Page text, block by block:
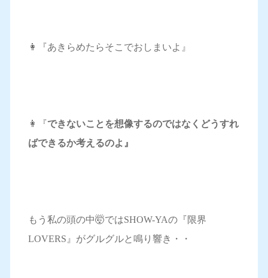
👩『あきらめたらそこでおしまいよ』
👩『 できないことを想像するのではなくどうすれ
ばできるか考えるのよ』
もう私の頭の中🤯ではSHOW-YAの『限界
LOVERS』がグルグルと鳴り響き・・